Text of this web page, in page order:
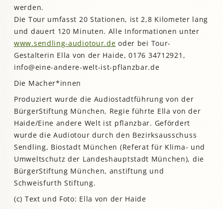
werden.
Die Tour umfasst 20 Stationen, ist 2,8 Kilometer lang
und dauert 120 Minuten. Alle Informationen unter
www.sendling-audiotour.de oder bei Tour-
Gestalterin Ella von der Haide, 0176 34712921,
info@eine-andere-welt-ist-pflanzbar.de
Die Macher*innen
Produziert wurde die Audiostadtführung von der
BürgerStiftung München, Regie führte Ella von der
Haide/Eine andere Welt ist pflanzbar. Gefördert
wurde die Audiotour durch den Bezirksausschuss
Sendling, Biostadt München (Referat für Klima- und
Umweltschutz der Landeshauptstadt München), die
BürgerStiftung München, anstiftung und
Schweisfurth Stiftung.
(c) Text und Foto: Ella von der Haide